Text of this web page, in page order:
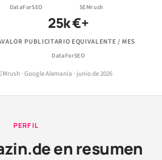
DataForSEO SEMrush
25k €+
VALOR PUBLICITARIO EQUIVALENTE / MES
DataForSEO
· Google Alemania · junio de 2026
PERFIL
en resumen